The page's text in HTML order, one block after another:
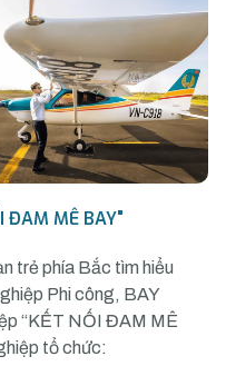
MÊ BAY"
trẻ phía Bắc tìm hiểu
Phi công, BAY
“KẾT NỐI ĐAM MÊ
tổ chức: